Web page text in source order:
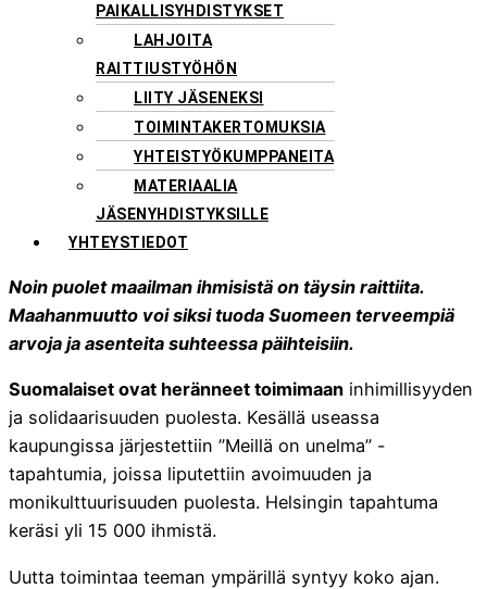
PAIKALLISYHDISTYKSET
LAHJOITA
RAITTIUSTYÖHÖN
LIITY JÄSENEKSI
TOIMINTAKERTOMUKSIA
YHTEISTYÖKUMPPANEITA
MATERIAALIA
JÄSENYHDISTYKSILLE
YHTEYSTIEDOT
Noin puolet maailman ihmisistä on täysin raittiita.
Maahanmuutto voi siksi tuoda Suomeen terveempiä
arvoja ja asenteita suhteessa päihteisiin.
Suomalaiset ovat heränneet toimimaan inhimillisyyden
ja solidaarisuuden puolesta. Kesällä useassa
kaupungissa järjestettiin ”Meillä on unelma” -
tapahtumia, joissa liputettiin avoimuuden ja
monikulttuurisuuden puolesta. Helsingin tapahtuma
keräsi yli 15 000 ihmistä.
Uutta toimintaa teeman ympärillä syntyy koko ajan.